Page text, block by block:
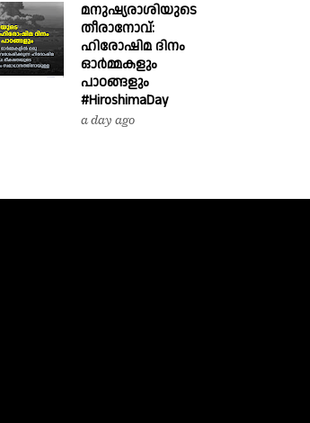
മനുഷ്യരാശിയുടെ
തീരാനോവ്:
ഹിരോഷിമ ദിനം
ഓർമ്മകളും
പാഠങ്ങളും
#HiroshimaDay
a day ago